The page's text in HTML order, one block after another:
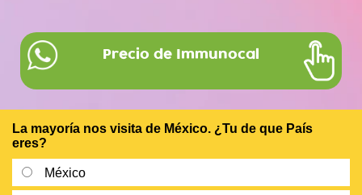
Precio de Immunocal
La mayoría nos visita de México. ¿Tu de que País
eres?
México